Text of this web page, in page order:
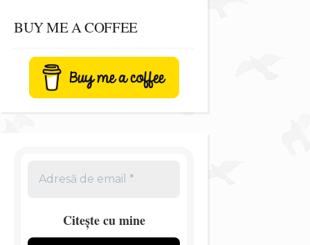
BUY ME A COFFEE
Citește cu mine